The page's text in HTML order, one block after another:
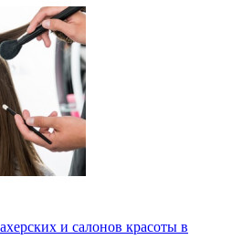
и салонов красоты в